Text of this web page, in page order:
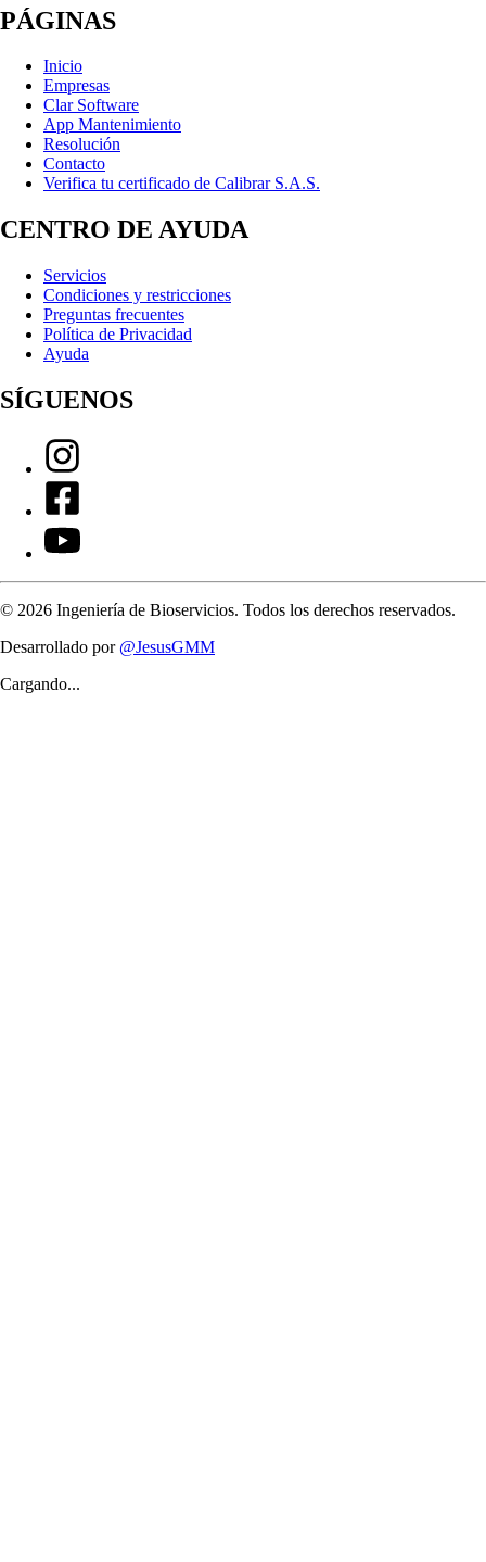
PÁGINAS
Inicio
Empresas
Clar Software
App Mantenimiento
Resolución
Contacto
Verifica tu certificado de Calibrar S.A.S.
CENTRO DE AYUDA
Servicios
Condiciones y restricciones
Preguntas frecuentes
Política de Privacidad
Ayuda
SÍGUENOS
© 2026 Ingeniería de Bioservicios. Todos los derechos reservados.
Desarrollado por @JesusGMM
Cargando...